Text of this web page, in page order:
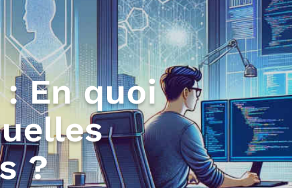
En quoi
?